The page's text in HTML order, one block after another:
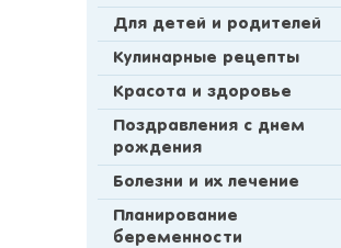
Для детей и родителей
Кулинарные рецепты
Красота и здоровье
Поздравления с днем
рождения
Болезни и их лечение
Планирование
беременности